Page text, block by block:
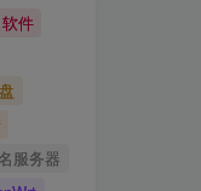
软件
服务器